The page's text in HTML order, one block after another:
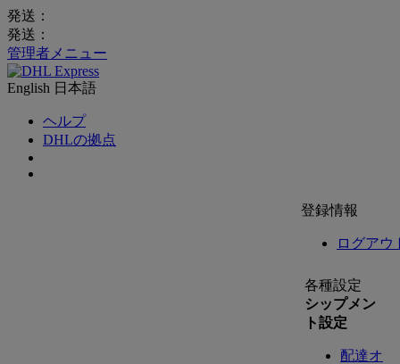
発送：
発送：
管理者メニュー
English 日本語
ヘルプ
DHLの拠点
登録情報
ログアウ
各種設定
シップメン
ト設定
配達オ